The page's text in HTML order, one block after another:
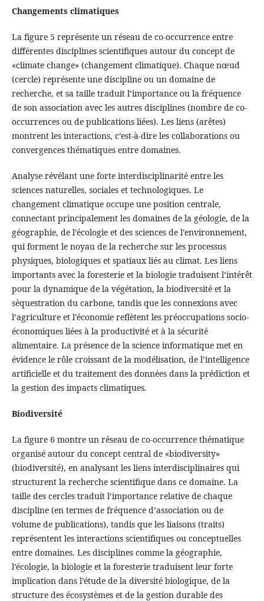
Changements climatiques
La figure 5 représente un réseau de co-occurrence entre
différentes disciplines scientifiques autour du concept de
«climate change» (changement climatique). Chaque nœud
(cercle) représente une discipline ou un domaine de
recherche, et sa taille traduit l’importance ou la fréquence
de son association avec les autres disciplines (nombre de co-
occurrences ou de publications liées). Les liens (arêtes)
montrent les interactions, c’est-à-dire les collaborations ou
convergences thématiques entre domaines.
Analyse révélant une forte interdisciplinarité entre les
sciences naturelles, sociales et technologiques. Le
changement climatique occupe une position centrale,
connectant principalement les domaines de la géologie, de la
géographie, de l’écologie et des sciences de l’environnement,
qui forment le noyau de la recherche sur les processus
physiques, biologiques et spatiaux liés au climat. Les liens
importants avec la foresterie et la biologie traduisent l’intérêt
pour la dynamique de la végétation, la biodiversité et la
séquestration du carbone, tandis que les connexions avec
l’agriculture et l’économie reflètent les préoccupations socio-
économiques liées à la productivité et à la sécurité
alimentaire. La présence de la science informatique met en
évidence le rôle croissant de la modélisation, de l’intelligence
artificielle et du traitement des données dans la prédiction et
la gestion des impacts climatiques.
Biodiversité
La figure 6 montre un réseau de co-occurrence thématique
organisé autour du concept central de «biodiversity»
(biodiversité), en analysant les liens interdisciplinaires qui
structurent la recherche scientifique dans ce domaine. La
taille des cercles traduit l’importance relative de chaque
discipline (en termes de fréquence d’association ou de
volume de publications), tandis que les liaisons (traits)
représentent les interactions scientifiques ou conceptuelles
entre domaines. Les disciplines comme la géographie,
l’écologie, la biologie et la foresterie traduisent leur forte
implication dans l’étude de la diversité biologique, de la
structure des écosystèmes et de la gestion durable des